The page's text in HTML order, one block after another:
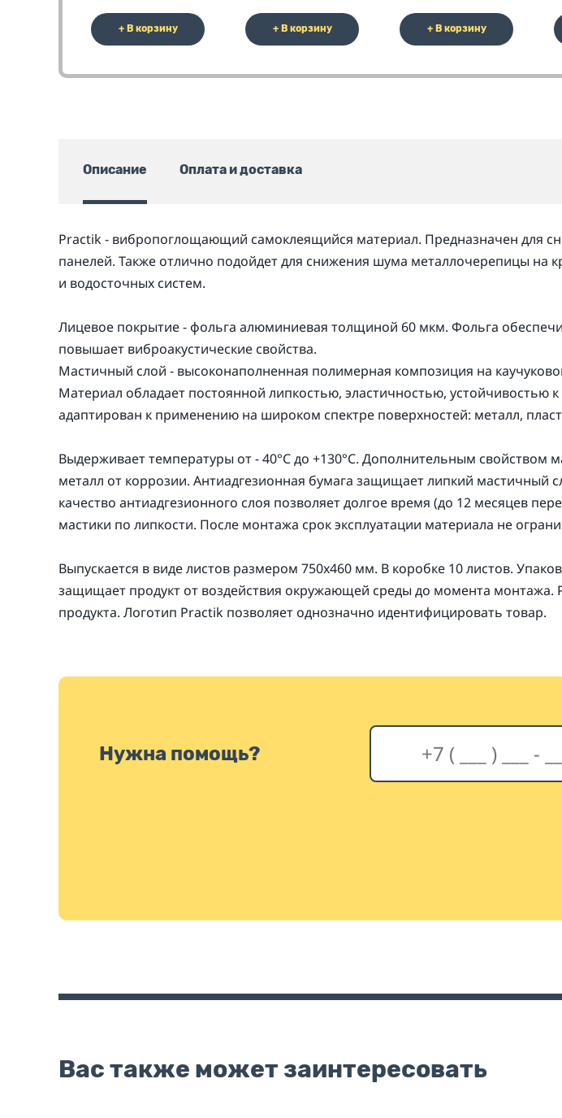
+ В корзину + В корзину + В корзину
Описание Оплата и доставка
Practik - вибропоглощающий самоклеящийся материал. Предназначен для
панелей. Также отлично подойдет для снижения шума металлочерепицы на
и водосточных систем.
Лицевое покрытие - фольга алюминиевая толщиной 60 мкм. Фольга
повышает виброакустические свойства.
Мастичный слой - высоконаполненная полимерная композиция на
Материал обладает постоянной липкостью, эластичностью,
адаптирован к применению на широком спектре поверхностей: металл,
Выдерживает температуры от - 40°С до +130°С. Дополнительным свойством
металл от коррозии. Антиадгезионная бумага защищает липкий мастичный
качество антиадгезионного слоя позволяет долгое время (до 12 месяцев
мастики по липкости. После монтажа срок эксплуатации материала не
Выпускается в виде листов размером 750х460 мм. В коробке 10 листов.
защищает продукт от воздействия окружающей среды до момента монтажа.
продукта. Логотип Practik позволяет однозначно идентифицировать товар.
Нужна помощь?
Вас также может заинтересовать